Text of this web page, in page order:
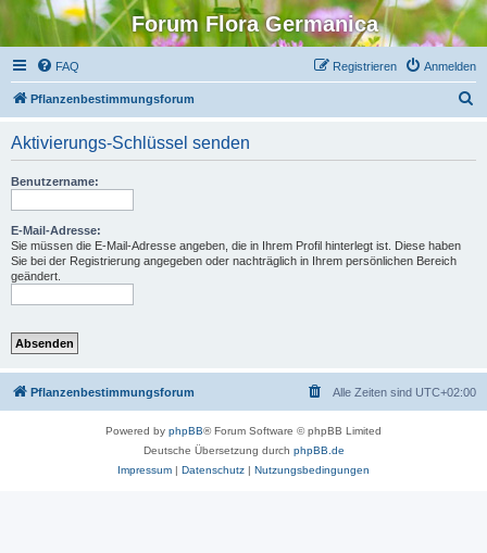
Forum Flora Germanica
FAQ Anmelden
Registrieren
Pflanzenbestimmungsforum
Aktivierungs-Schlüssel senden
Benutzername:
E-Mail-Adresse:
Sie müssen die E-Mail-Adresse angeben, die in Ihrem Profil hinterlegt ist. Diese haben
Sie bei der Registrierung angegeben oder nachträglich in Ihrem persönlichen Bereich
geändert.
Pflanzenbestimmungsforum Alle Zeiten sind UTC+02:00
Powered by phpBB® Forum Software © phpBB Limited
Deutsche Übersetzung durch phpBB.de
Impressum | Datenschutz | Nutzungsbedingungen